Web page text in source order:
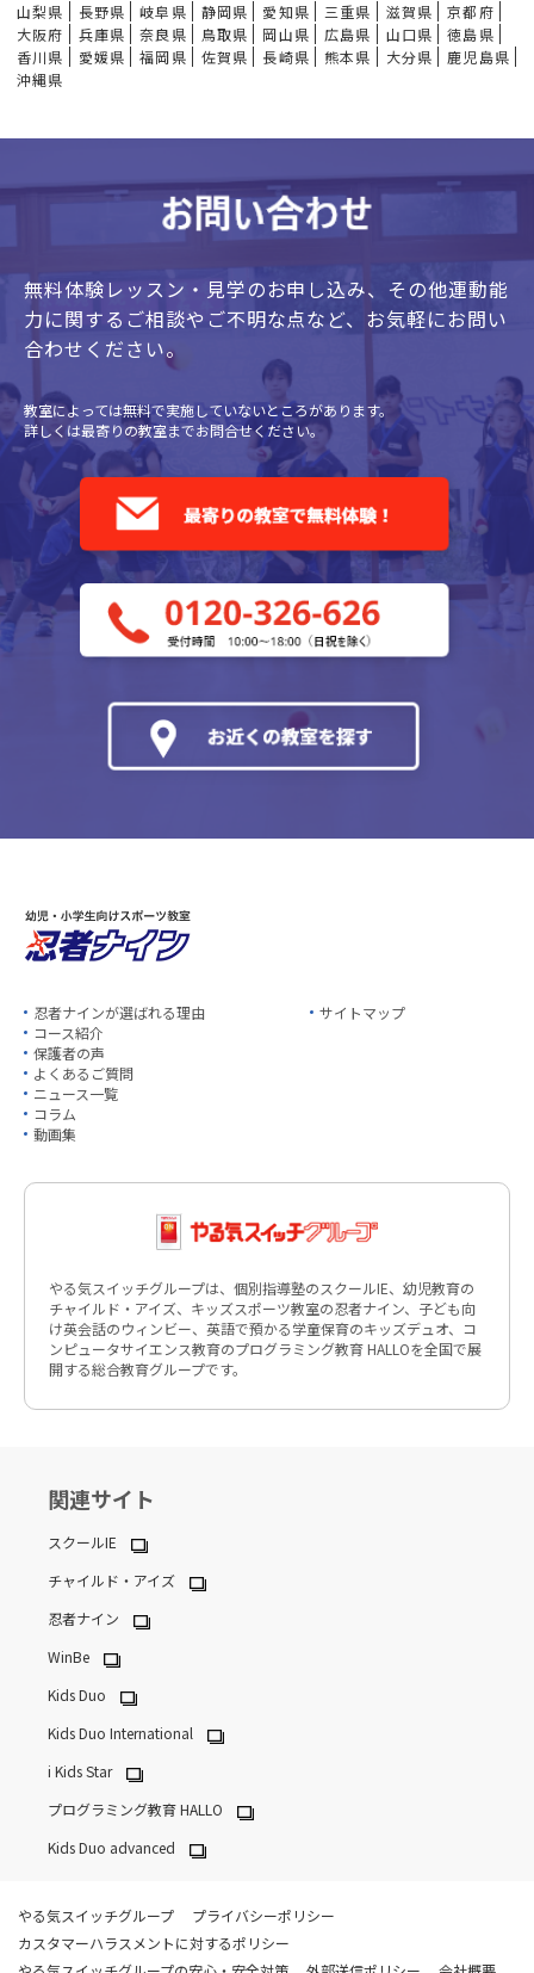
山梨県
長野県 岐阜県 静岡県 愛知県 三重県 滋賀県
京都府
大阪府
兵庫県 奈良県 鳥取県 岡山県 広島県 山口県
徳島県
香川県
愛媛県 福岡県 佐賀県 長崎県 熊本県 大分県
鹿児島県
沖縄県
無料体験レッスン・見学のお申し込み、 その他運動能
力に関するご相談やご不明な点など、 お気軽にお問い
合わせください。
教室によっては無料で実施していないところがあります。
詳しくは最寄りの教室までお問合せください。
忍者ナインが選ばれる理由
コース紹介
保護者の声
よくあるご質問
ニュース一覧
コラム
動画集
サイトマップ
やる気スイッチグループは、個別指導塾のスクールIE、幼児教育の
チャイルド・アイズ、キッズスポーツ教室の忍者ナイン、子ども向
け英会話のウィンビー、英語で預かる学童保育のキッズデュオ、コ
ンピュータサイエンス教育のプログラミング教育 HALLOを全国で展
開する総合教育グループです。
関連サイト
スクールIE
チャイルド・アイズ
忍者ナイン
WinBe
Kids Duo
Kids Duo International
i Kids Star
プログラミング教育 HALLO
Kids Duo advanced
やる気スイッチグループ
プライバシーポリシー
カスタマーハラスメントに対するポリシー